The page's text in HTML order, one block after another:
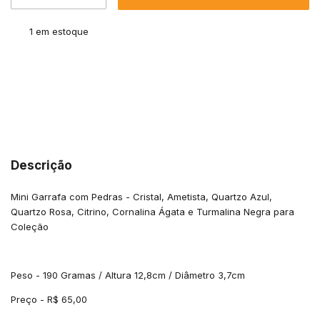
1 em estoque
Descrição
Mini Garrafa com Pedras - Cristal, Ametista, Quartzo Azul,
Quartzo Rosa, Citrino, Cornalina Ágata e Turmalina Negra para
Coleção
Peso - 190 Gramas / Altura 12,8cm / Diâmetro 3,7cm
Preço - R$ 65,00